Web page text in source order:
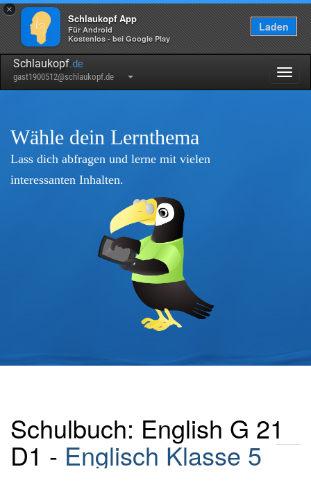
×
Schlaukopf App
Für Android
Kostenlos - bei Google Play
Laden
Schlaukopf.de
gast1900512@schlaukopf.de
Wähle dein Lernthema
Lass dich abfragen und lerne mit vielen
interessanten Inhalten.
Schulbuch: English G 21
D1 - Englisch Klasse 5